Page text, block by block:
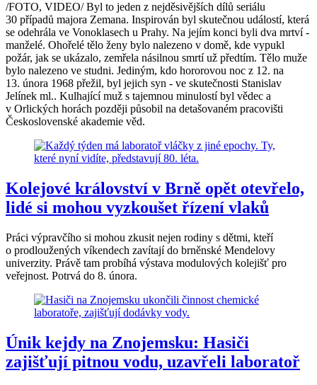
/FOTO, VIDEO/ Byl to jeden z nejděsivějších dílů seriálu
30 případů majora Zemana. Inspirován byl skutečnou událostí, která
se odehrála ve Vonoklasech u Prahy. Na jejím konci byli dva mrtví -
manželé. Ohořelé tělo ženy bylo nalezeno v domě, kde vypukl
požár, jak se ukázalo, zemřela násilnou smrtí už předtím. Tělo muže
bylo nalezeno ve studni. Jediným, kdo hororovou noc z 12. na
13. února 1968 přežil, byl jejich syn - ve skutečnosti Stanislav
Jelínek ml.. Kulhající muž s tajemnou minulostí byl vědec a
v Orlických horách později působil na detašovaném pracovišti
Československé akademie věd.
Kolejové království v Brně opět otevřelo,
lidé si mohou vyzkoušet řízení vlaků
Práci výpravčího si mohou zkusit nejen rodiny s dětmi, kteří
o prodloužených víkendech zavítají do brněnské Mendelovy
univerzity. Právě tam probíhá výstava modulových kolejišť pro
veřejnost. Potrvá do 8. února.
Únik kejdy na Znojemsku: Hasiči
zajišťují pitnou vodu, uzavřeli laboratoř